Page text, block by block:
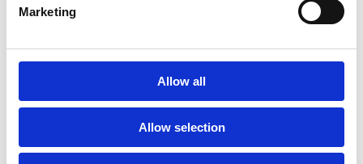
Marketing
Allow all
Allow selection
そして彼が私を連れて行っ
てくれたら
#シェフの瞬間?